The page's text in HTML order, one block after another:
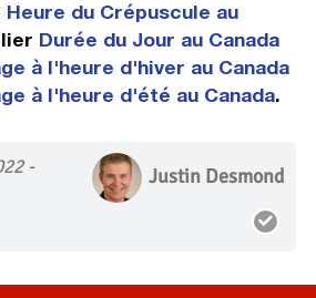
Heure du Crépuscule au
Durée du Jour au Canada
à l'heure d'hiver au Canada
à l'heure d'été au Canada.
-
Justin Desmond